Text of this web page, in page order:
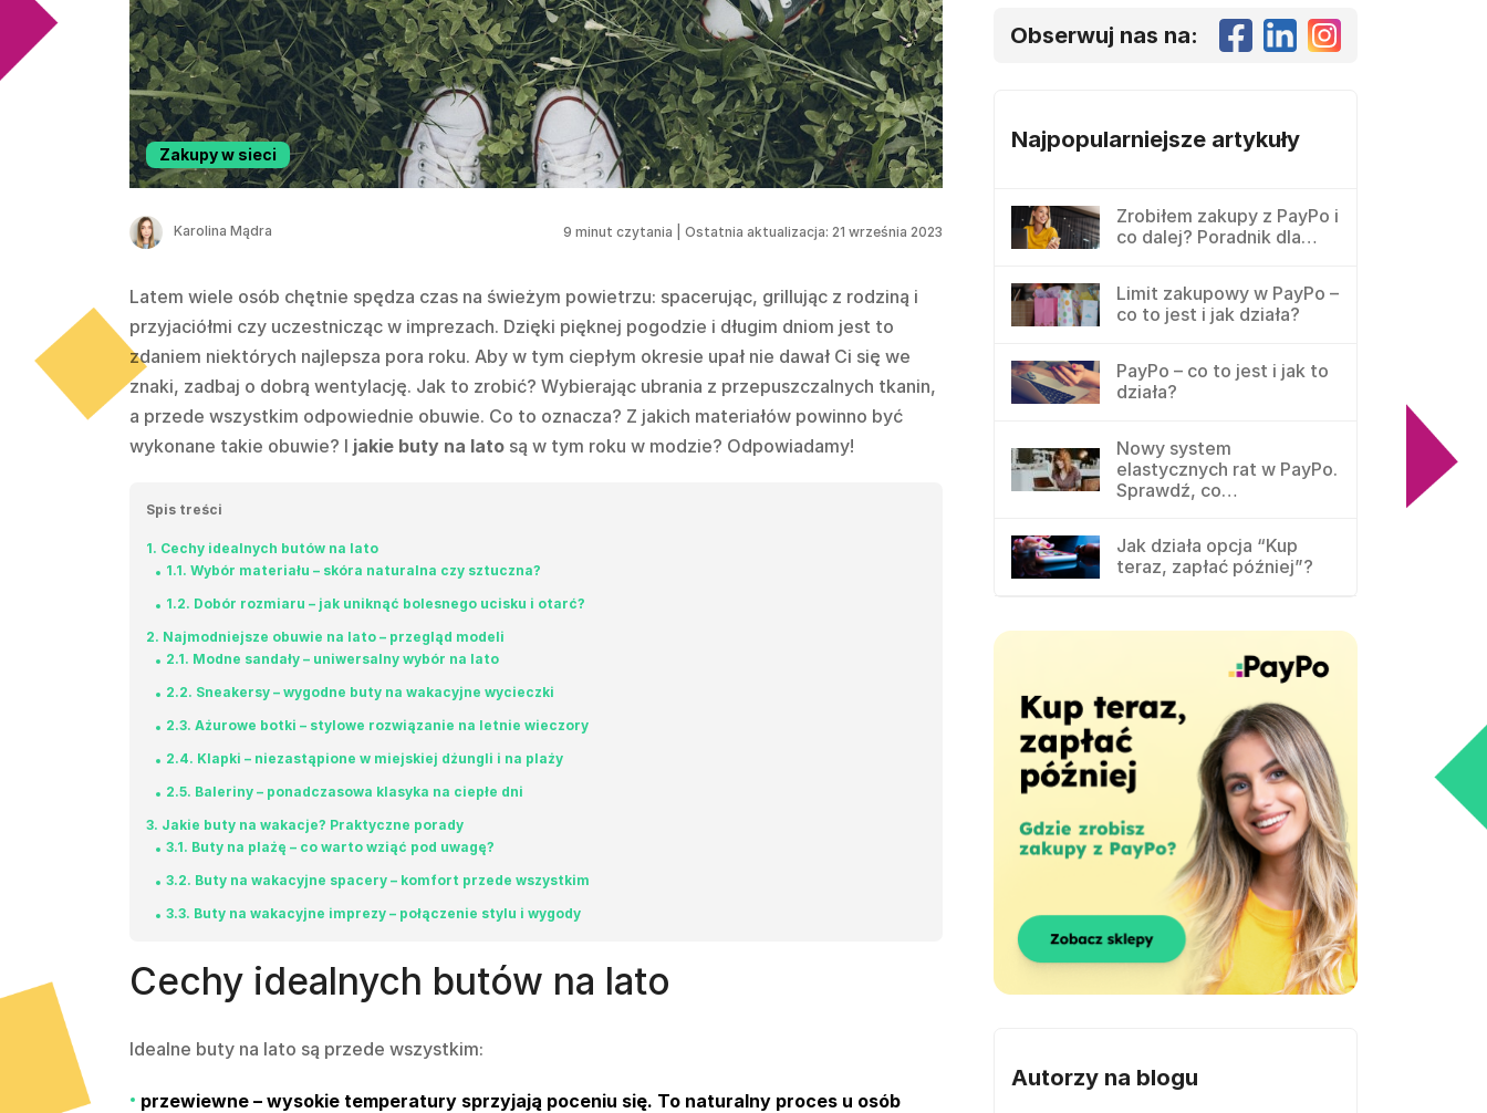
Zakupy w sieci
Karolina Mądra 9 minut czytania Ostatnia aktualizacja: 21 września 2023
Latem wiele osób chętnie spędza czas na świeżym powietrzu: spacerując, grillując z rodziną i
przyjaciółmi czy uczestnicząc w imprezach. Dzięki pięknej pogodzie i długim dniom jest to
zdaniem niektórych najlepsza pora roku. Aby w tym ciepłym okresie upał nie dawał Ci się we
znaki, zadbaj o dobrą wentylację. Jak to zrobić? Wybierając ubrania z przepuszczalnych tkanin,
a przede wszystkim odpowiednie obuwie. Co to oznacza? Z jakich materiałów powinno być
wykonane takie obuwie? I jakie buty na lato są w tym roku w modzie? Odpowiadamy!
Spis treści
1 Cechy idealnych butów na lato
1.1 Wybór materiału – skóra naturalna czy sztuczna?
1.2 Dobór rozmiaru – jak uniknąć bolesnego ucisku i otarć?
2 Najmodniejsze obuwie na lato – przegląd modeli
2.1 Modne sandały – uniwersalny wybór na lato
2.2 Sneakersy – wygodne buty na wakacyjne wycieczki
2.3 Ażurowe botki – stylowe rozwiązanie na letnie wieczory
2.4 Klapki – niezastąpione w miejskiej dżungli i na plaży
2.5 Baleriny – ponadczasowa klasyka na ciepłe dni
3 Jakie buty na wakacje? Praktyczne porady
3.1 Buty na plażę – co warto wziąć pod uwagę?
3.2 Buty na wakacyjne spacery – komfort przede wszystkim
3.3 Buty na wakacyjne imprezy – połączenie stylu i wygody
Cechy idealnych butów na lato
Idealne buty na lato są przede wszystkim:
przewiewne – wysokie temperatury sprzyjają poceniu się. To naturalny proces u osób
Obserwuj nas na:
Najpopularniejsze artykuły
Zrobiłem zakupy z PayPo i
co dalej? Poradnik dla…
Limit zakupowy w PayPo –
co to jest i jak działa?
PayPo – co to jest i jak to
działa?
Nowy system
elastycznych rat w PayPo.
Sprawdź, co…
Jak działa opcja “Kup
teraz, zapłać później”?
Autorzy na blogu